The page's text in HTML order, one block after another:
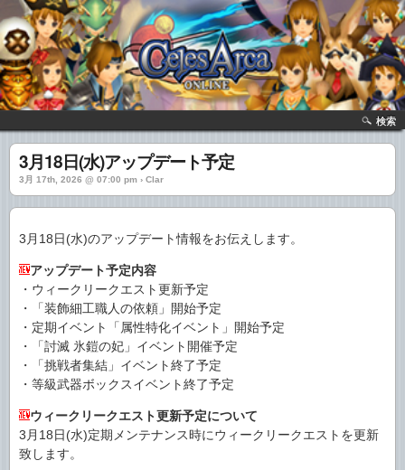
検索
3月18日(水)アップデート予定
3月 17th, 2026 @ 07:00 pm › Clar
3月18日(水)のアップデート情報をお伝えします。
アップデート予定内容
・ウィークリークエスト更新予定
・「装飾細工職人の依頼」開始予定
・定期イベント「属性特化イベント」開始予定
・「討滅 氷鎧の妃」イベント開催予定
・「挑戦者集結」イベント終了予定
・等級武器ボックスイベント終了予定
ウィークリークエスト更新予定について
3月18日(水)定期メンテナンス時にウィークリークエストを更新
致します。